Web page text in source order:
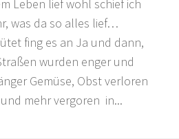
Leben lief wohl schief ich
was da so alles lief…
fing es an Ja und dann,
wurden enger und
Gemüse, Obst verloren
mehr vergoren in...